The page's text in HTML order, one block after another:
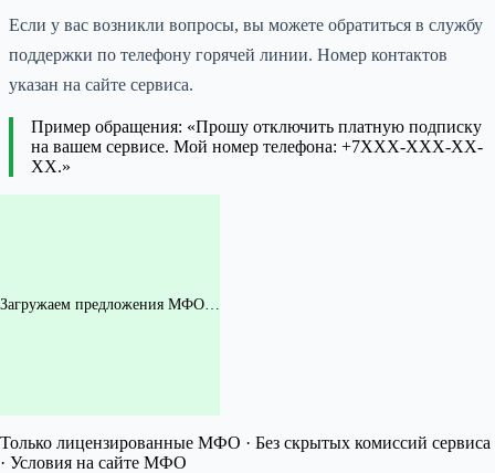
Если у вас возникли вопросы, вы можете обратиться в службу
поддержки по телефону горячей линии. Номер контактов
указан на сайте сервиса.
Пример обращения: «Прошу отключить платную подписку
на вашем сервисе. Мой номер телефона: +7XXX-XXX-XX-
XX.»
Загружаем предложения МФО…
Только лицензированные МФО · Без скрытых комиссий сервиса
· Условия на сайте МФО